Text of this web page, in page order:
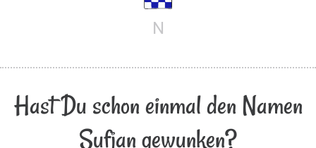
N
Hast Du schon einmal den Namen
Sufjan gewunken?